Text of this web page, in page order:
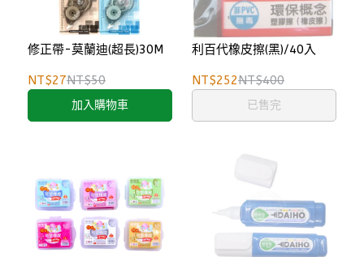
修正帶-莫蘭迪(超長)30M
NT$27NT$50
加入購物車
利百代橡皮擦(黑)/40入
NT$252NT$400
已售完